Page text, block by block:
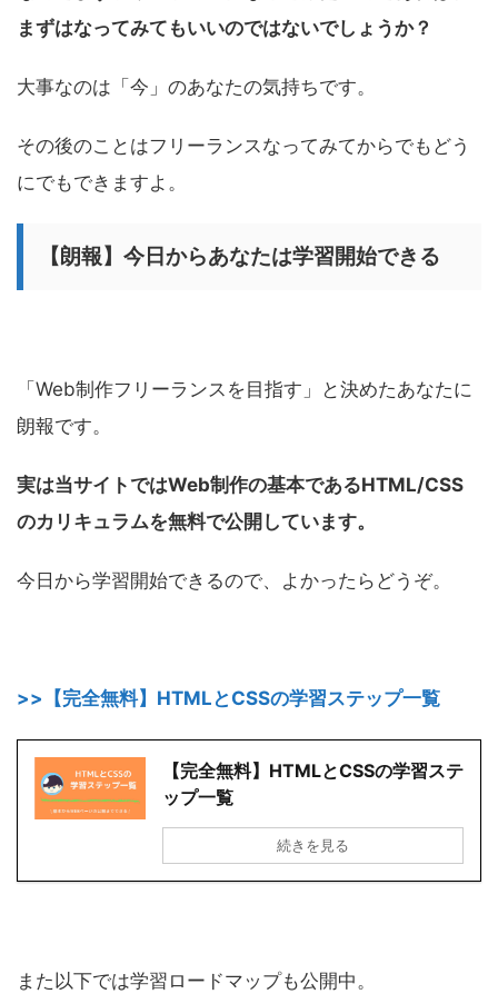
まずはなってみてもいいのではないでしょうか？
大事なのは「今」のあなたの気持ちです。
その後のことはフリーランスなってみてからでもどう
にでもできますよ。
【朗報】今日からあなたは学習開始できる
「Web制作フリーランスを目指す」と決めたあなたに
朗報です。
実は当サイトではWeb制作の基本であるHTML/CSS
のカリキュラムを無料で公開しています。
今日から学習開始できるので、よかったらどうぞ。
>>【完全無料】HTMLとCSSの学習ステップ一覧
【完全無料】HTMLとCSSの学習ステ
ップ一覧
続きを見る
また以下では学習ロードマップも公開中。